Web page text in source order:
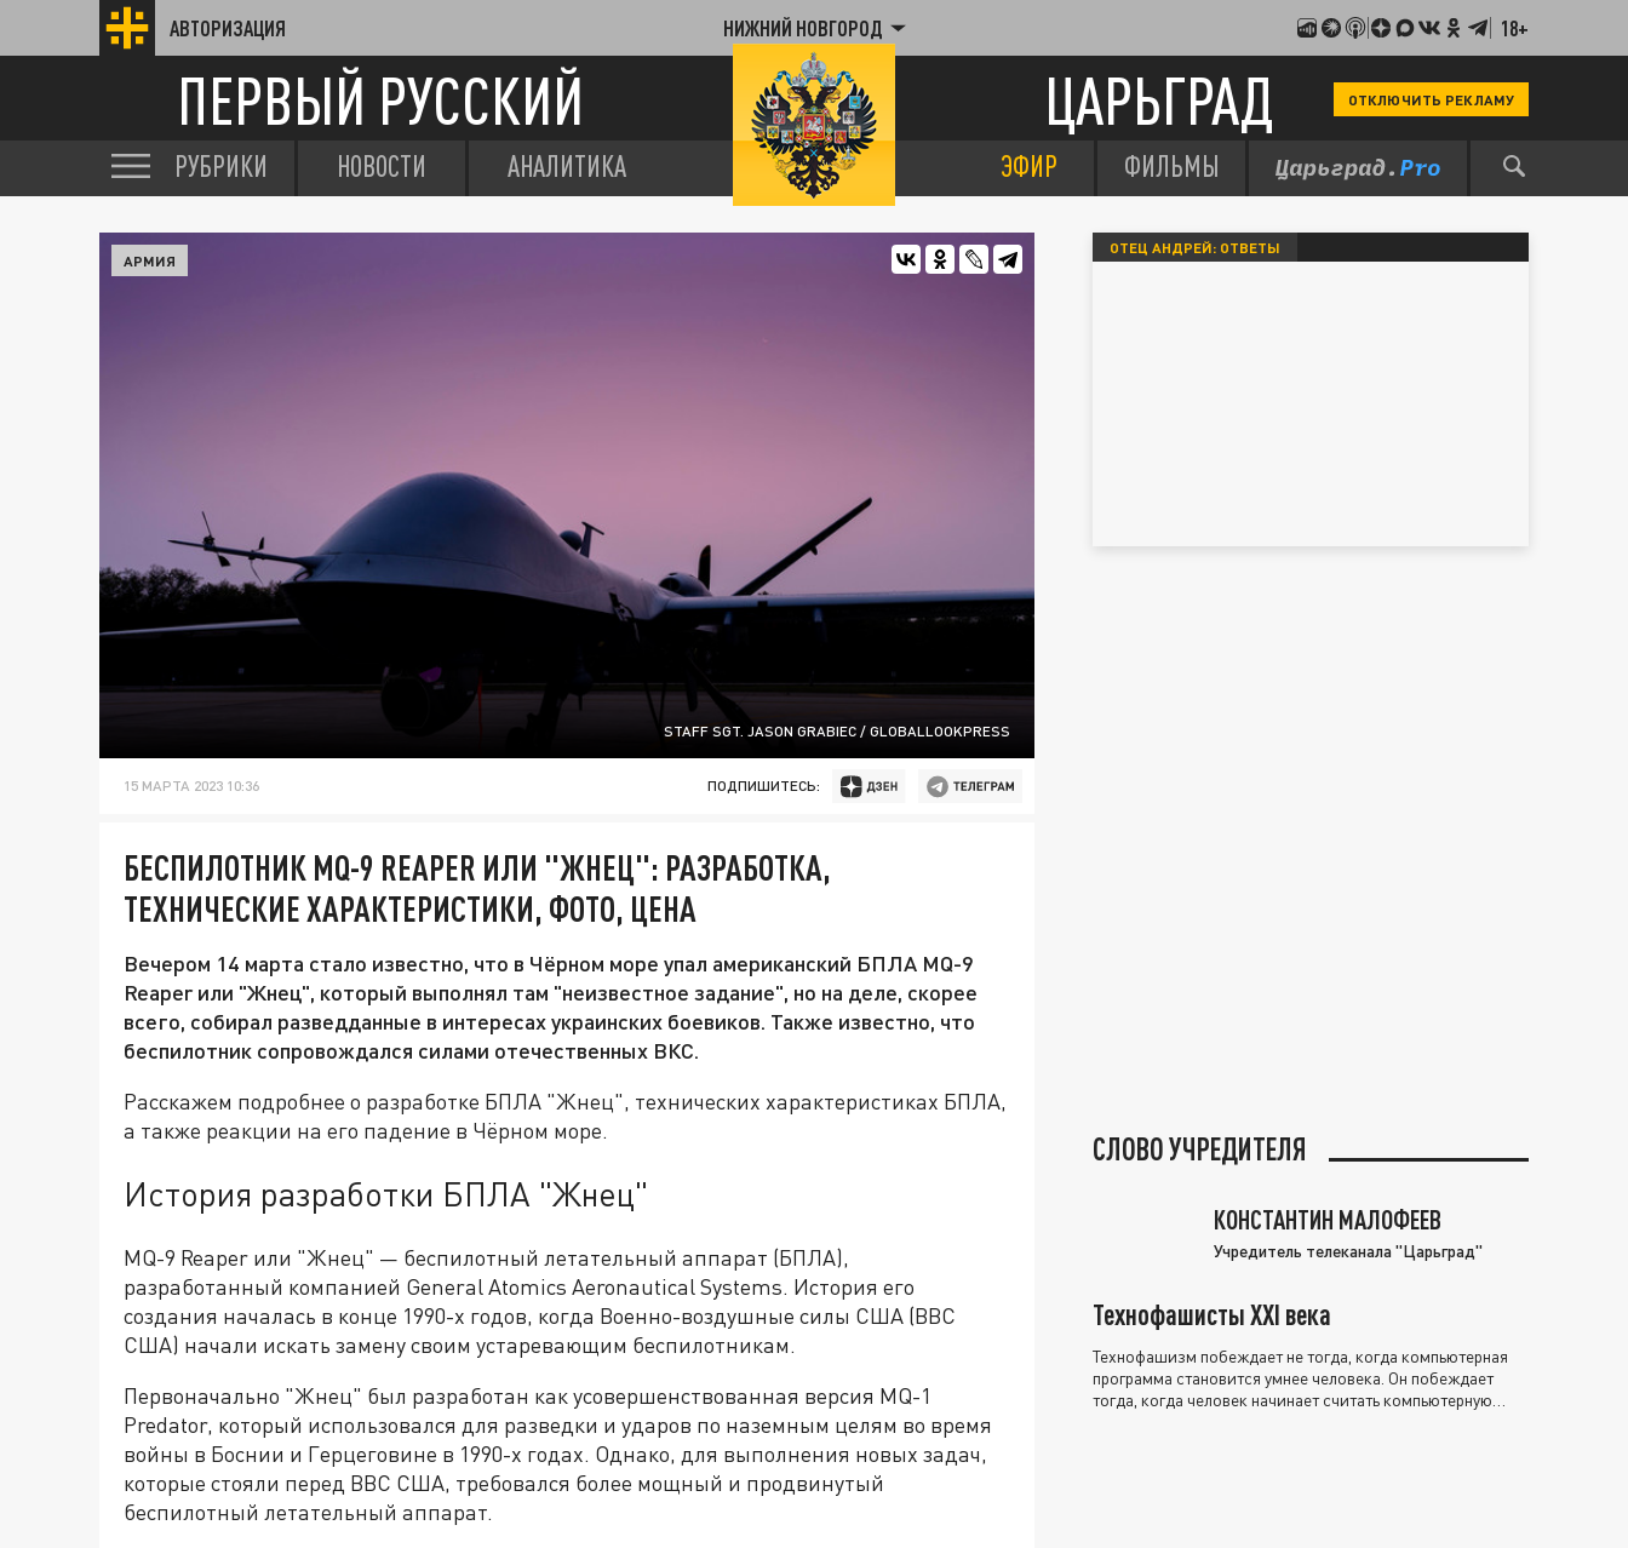
АВТОРИЗАЦИЯ НИЖНИЙ НОВГОРОД 18+
ПЕРВЫЙ РУССКИЙ ЦАРЬГРАД ОТКЛЮЧИТЬ РЕКЛАМУ
РУБРИКИ НОВОСТИ АНАЛИТИКА ЭФИР ФИЛЬМЫ
STAFF SGT. JASON GRABIEC / GLOBALLOOKPRESS
АРМИЯ
15 МАРТА 2023 10:36 ПОДПИШИТЕСЬ:
БЕСПИЛОТНИК MQ-9 REAPER ИЛИ "ЖНЕЦ": РАЗРАБОТКА,
ТЕХНИЧЕСКИЕ ХАРАКТЕРИСТИКИ, ФОТО, ЦЕНА
Вечером 14 марта стало известно, что в Чёрном море упал американский БПЛА MQ-9
Reaper или "Жнец", который выполнял там "неизвестное задание", но на деле, скорее
всего, собирал разведданные в интересах украинских боевиков. Также известно, что
беспилотник сопровождался силами отечественных ВКС.
Расскажем подробнее о разработке БПЛА "Жнец", технических характеристиках БПЛА,
а также реакции на его падение в Чёрном море.
История разработки БПЛА "Жнец"
MQ-9 Reaper или "Жнец" — беспилотный летательный аппарат (БПЛА),
разработанный компанией General Atomics Aeronautical Systems. История его
создания началась в конце 1990-х годов, когда Военно-воздушные силы США (ВВС
США) начали искать замену своим устаревающим беспилотникам.
Первоначально "Жнец" был разработан как усовершенствованная версия MQ-1
Predator, который использовался для разведки и ударов по наземным целям во время
войны в Боснии и Герцеговине в 1990-х годах. Однако, для выполнения новых задач,
которые стояли перед ВВС США, требовался более мощный и продвинутый
беспилотный летательный аппарат.
ОТЕЦ АНДРЕЙ: ОТВЕТЫ
СЛОВО УЧРЕДИТЕЛЯ
КОНСТАНТИН МАЛОФЕЕВ
Учредитель телеканала "Царьград"
Технофашисты XXI века
Технофашизм побеждает не тогда, когда компьютерная
программа становится умнее человека. Он побеждает
тогда, когда человек начинает считать компьютерную